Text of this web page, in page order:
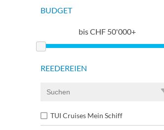
BUDGET
bisCHF 50'000+
REEDEREIEN
TUI Cruises Mein Schiff